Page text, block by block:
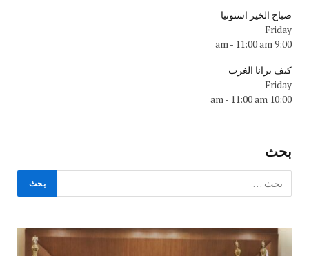
صباح الخير استونيا
Friday
9:00 am
- 11:00 am
كيف يرانا الغرب
Friday
10:00 am
- 11:00 am
بحث